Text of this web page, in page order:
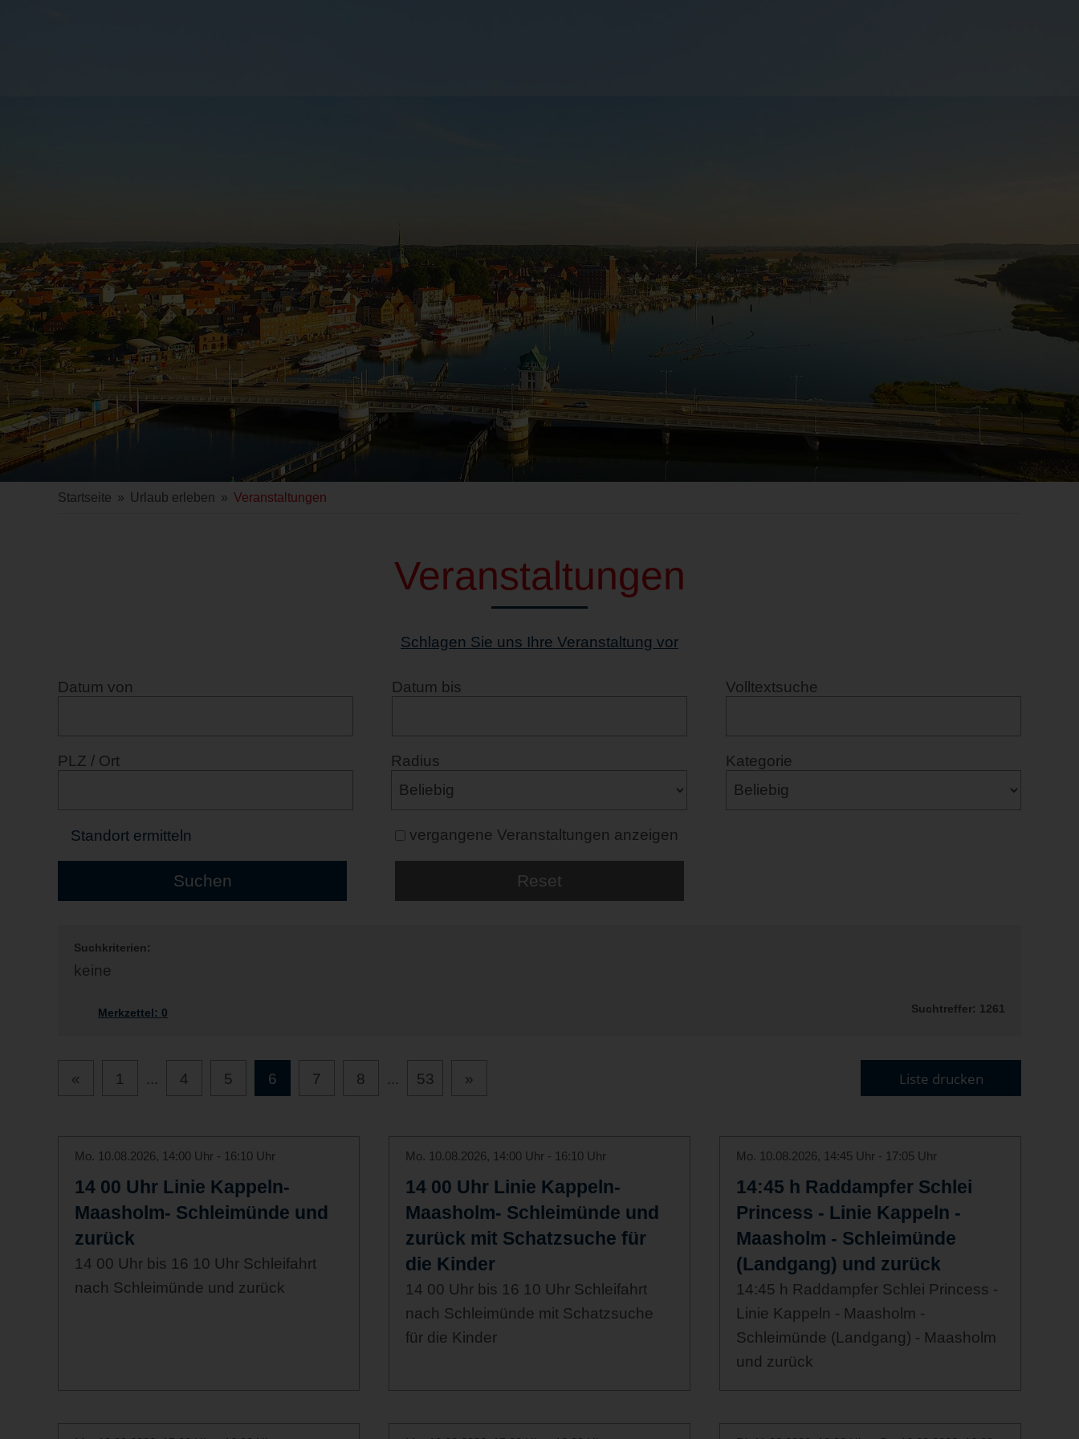
Startseite » Urlaub erleben » Veranstaltungen
Veranstaltungen
Schlagen Sie uns Ihre Veranstaltung vor
Datum von Datum bis Volltextsuche
PLZ / Ort Radius Kategorie
Standort ermitteln vergangene Veranstaltungen anzeigen
Suchkriterien:
keine
Merkzettel: 0 Suchtreffer: 1261
« 1 ... 4 5 6 7 8 ... 53 » Liste drucken
Mo. 10.08.2026, 14:00 Uhr - 16:10 Uhr
14 00 Uhr Linie Kappeln-
Maasholm- Schleimünde und
zurück
14 00 Uhr bis 16 10 Uhr Schleifahrt
nach Schleimünde und zurück
Mo. 10.08.2026, 14:00 Uhr - 16:10 Uhr
14 00 Uhr Linie Kappeln-
Maasholm- Schleimünde und
zurück mit Schatzsuche für
die Kinder
14 00 Uhr bis 16 10 Uhr Schleifahrt
nach Schleimünde mit Schatzsuche
für die Kinder
Mo. 10.08.2026, 14:45 Uhr - 17:05 Uhr
14:45 h Raddampfer Schlei
Princess - Linie Kappeln -
Maasholm - Schleimünde
(Landgang) und zurück
14:45 h Raddampfer Schlei Princess -
Linie Kappeln - Maasholm -
Schleimünde (Landgang) - Maasholm
und zurück